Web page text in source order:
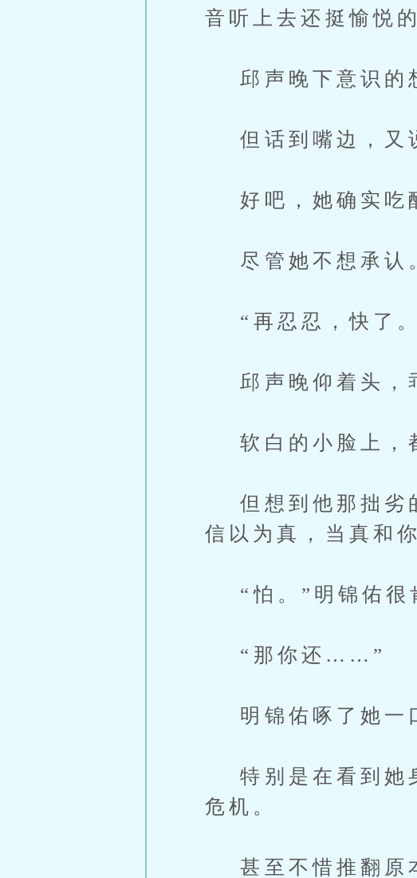
音听上去还挺愉悦
邱声晚下意识的
但话到嘴边，又
好吧，她确实吃
尽管她不想承认
“再忍忍，快了。
邱声晚仰着头，
软白的小脸上，
但想到他那拙劣
信以为真，当真和
“怕。”明锦佑很
“那你还……”
明锦佑啄了她一
特别是在看到她
危机。
甚至不惜推翻原